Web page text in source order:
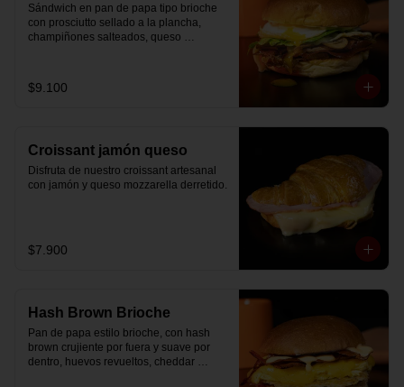
Sándwich en pan de papa tipo brioche
con prosciutto sellado a la plancha,
champiñones salteados, queso
$9.100
Croissant jamón queso
Disfruta de nuestro croissant artesanal
con jamón y queso mozzarella derretido.
$7.900
Hash Brown Brioche
Pan de papa estilo brioche, con hash
brown crujiente por fuera y suave por
dentro, huevos revueltos, cheddar